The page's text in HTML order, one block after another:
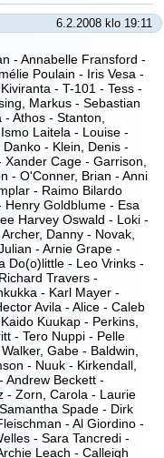
6.2.2008 klo 19:11
- Annabelle Fransford -
Poulain - Iris Vesa -
- T-101 - Tess -
Markus - Sebastian
Athos - Stanton,
Laitela - Louise -
- Klein, Denis -
Cage - Garrison,
- O'Conner, Brian - Anni
- Raimo Bilardo
Goldblume - Esa
Harvey Oswald - Loki -
Danny - Novak,
- Arnie Grape -
Do(o)little - Leo Vrinks -
Travers -
- Karl Mayer -
Avila - Alice - Caleb
Kuukap - Perkins,
- Tero Nuppi - Pelle
Gabe - Baldwin,
- Nuuk - Kirkendall,
Andrew Beckett -
- Zorn, Carola - Laurie
Spade - Dirk
- Al Giordino -
- Sara Tancredi -
Leach - Calleigh